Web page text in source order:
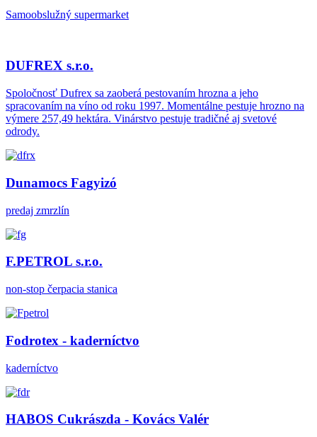
Samoobslužný supermarket
DUFREX s.r.o.
Spoločnosť Dufrex sa zaoberá pestovaním hrozna a jeho
spracovaním na víno od roku 1997. Momentálne pestuje hrozno na
výmere 257,49 hektára. Vinárstvo pestuje tradičné aj svetové
odrody.
Dunamocs Fagyizó
predaj zmrzlín
F.PETROL s.r.o.
non-stop čerpacia stanica
Fodrotex - kaderníctvo
kaderníctvo
HABOS Cukrászda - Kovács Valér